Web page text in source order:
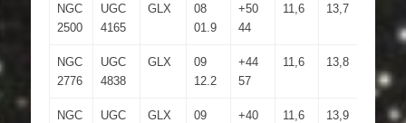
NGC
2500
UGC
4165
GLX
08
01.9
+50
44
11,6 13,7
NGC
2776
UGC
4838
GLX
09
12.2
+44
57
11,6 13,8
NGC
UGC
GLX
09
+40
11,6 13,9